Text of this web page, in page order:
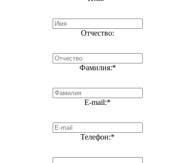
Отчество:
Фамилия:*
E-mail:*
Телефон:*